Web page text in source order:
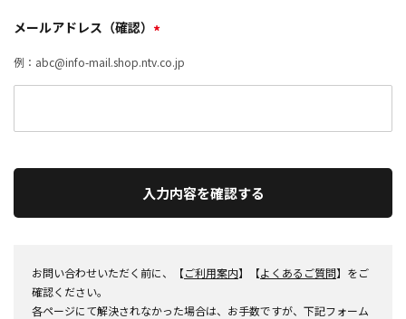
メールアドレス（確認） *
例：abc@info-mail.shop.ntv.co.jp
入力内容を確認する
お問い合わせいただく前に、【ご利用案内】【よくあるご質問】をご
確認ください。
各ページにて解決されなかった場合は、お手数ですが、下記フォーム